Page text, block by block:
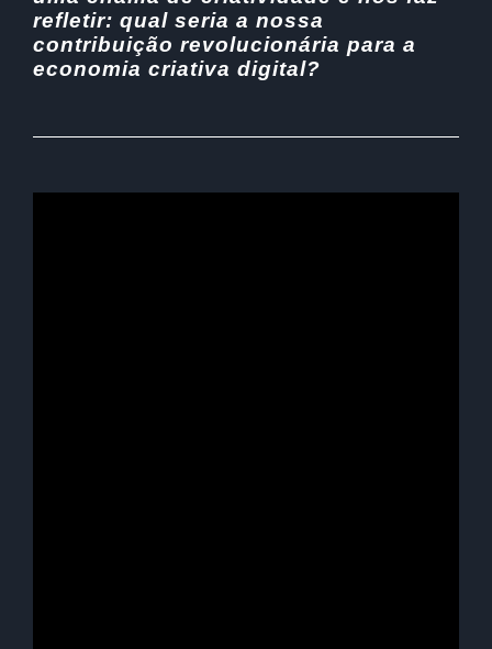
refletir: qual seria a nossa
contribuição revolucionária para a
economia criativa digital?